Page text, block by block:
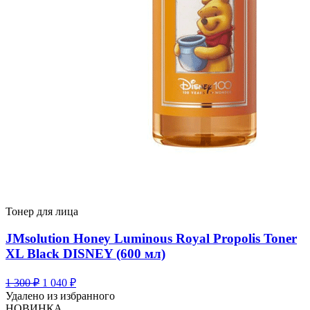
Тонер для лица
JMsolution Honey Luminous Royal Propolis Toner
XL Black DISNEY (600 мл)
1 300₽ Первоначальная
цена
составляла
1 040 ₽Текущая
цена:
1
Удалено из избранного